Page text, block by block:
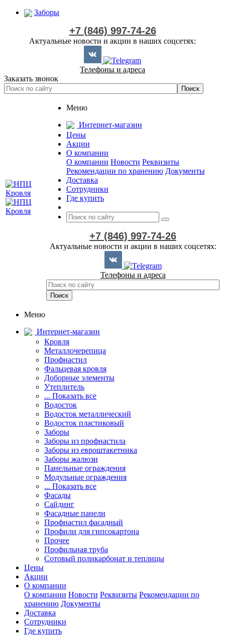
Заборы
+7 (846) 997-74-26
Актуальные новости и акции в наших соцсетях:
Телефоны и адреса
Заказать звонок
Меню
Интернет-магазин
Цены
Акции
О компании
О компании Новости Реквизиты
Рекомендации по хранению Документы
Доставка
Сотрудники
Где купить
+7 (846) 997-74-26
Актуальные новости и акции в наших соцсетях:
Телефоны и адреса
Меню
Интернет-магазин
Кровля
Металлочерепица
Профнастил
Фальцевая кровля
Доборные элементы
Утеплитель
... Показать все
Водосток
Водосток металлический
Водосток пластиковый
Заборы
Заборы из профнастила
Заборы из евроштакетника
Заборы жалюзи
Панельные ограждения
Модульные ограждения
... Показать все
Фасады
Сайдинг
Фасадные панели
Профнастил фасадный
Профили для гипсокартона
Прочее
Профильная труба
Сотовый поликарбонат и теплицы
Цены
Акции
О компании
О компании Новости Реквизиты Рекомендации по
хранению Документы
Доставка
Сотрудники
Где купить